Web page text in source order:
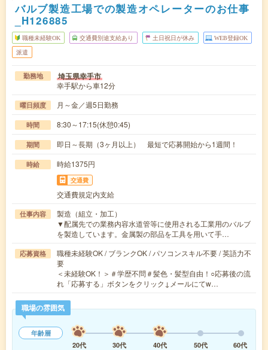
バルブ製造工場での製造オペレーターのお仕事
_H126885
職種未経験OK 交通費別途支給あり 土日祝日が休み WEB登録OK
派遣
勤務地 埼玉県幸手市
幸手駅から車12分
曜日頻度 月～金／週5日勤務
時間 8:30～17:15(休憩0:45)
期間 即日～長期（3ヶ月以上） 最短で応募開始から1週間！
時給 時給1375円
交通費
交通費規定内支給
仕事内容
製造（組立・加工）
▼配属先での業務内容水道管等に使用される工業用のバルブ
を製造しています。金属製の部品を工具を用いて手…
応募資格
職種未経験OK / ブランクOK / パソコンスキル不要 / 英語力不
要
＜未経験OK！＞＃学歴不問＃髪色・髪型自由！○応募後の流
れ「応募する」ボタンをクリック↓メールにてw…
職場の雰囲気
年齢層
20代
30代 40代 50代 60代